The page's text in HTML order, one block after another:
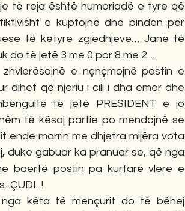
të reja është humoriadë e tyre që
e kuptojnë dhe binden për
të këtyre zgjedhjeve… Janë të
do të jetë 3 me 0 por 8 me 2....
e nçnçmojnë postin e
dihet që njeriu i cili i dha emer dhe
të jetë PRESIDENT e jo
të kësaj partie po mendojnë se
ende marrin me dhjetra mijëra vota
duke gabuar ka pranuar se, që nga
baertë postin pa kurfarë vlere e
nga këta të mençurit do të bëhej